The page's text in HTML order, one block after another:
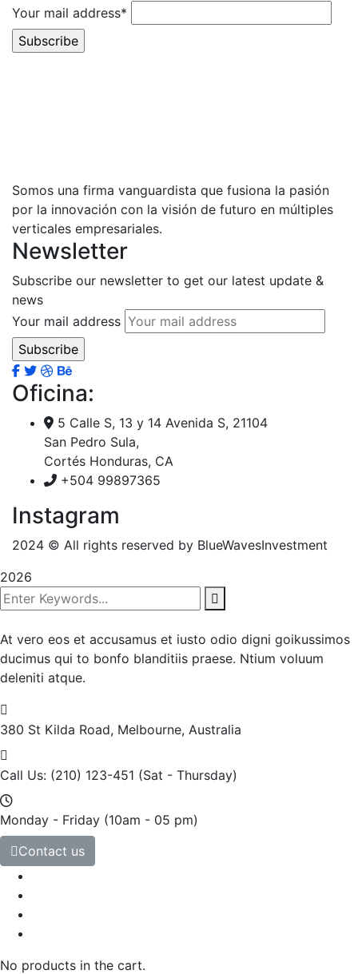
Your mail address*
Somos una firma vanguardista que fusiona la pasión
por la innovación con la visión de futuro en múltiples
verticales empresariales.
Newsletter
Subscribe our newsletter to get our latest update &
news
Your mail address
Oficina:
5 Calle S, 13 y 14 Avenida S, 21104
San Pedro Sula,
Cortés Honduras, CA
+504 99897365
Instagram
2024 © All rights reserved by BlueWavesInvestment
2026
At vero eos et accusamus et iusto odio digni goikussimos
ducimus qui to bonfo blanditiis praese. Ntium voluum
deleniti atque.
380 St Kilda Road, Melbourne, Australia
Call Us: (210) 123-451 (Sat - Thursday)
Monday - Friday (10am - 05 pm)
Contact us
No products in the cart.